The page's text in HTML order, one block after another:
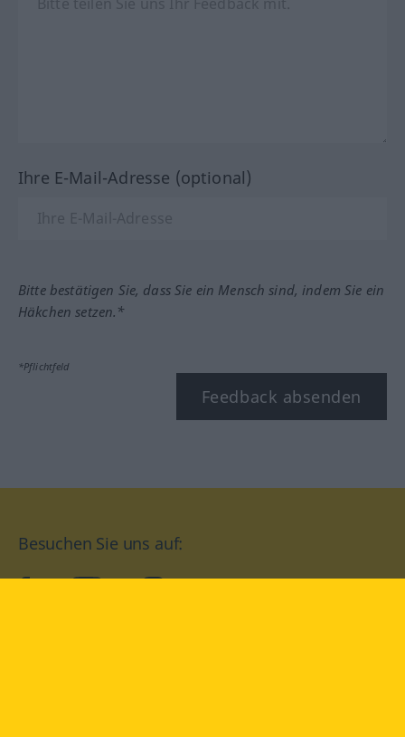
Ihre E-Mail-Adresse (optional)
Bitte bestätigen Sie, dass Sie ein Mensch sind, indem Sie ein
Häkchen setzen.*
*Pflichtfeld
Feedback absenden
Besuchen Sie uns auf: